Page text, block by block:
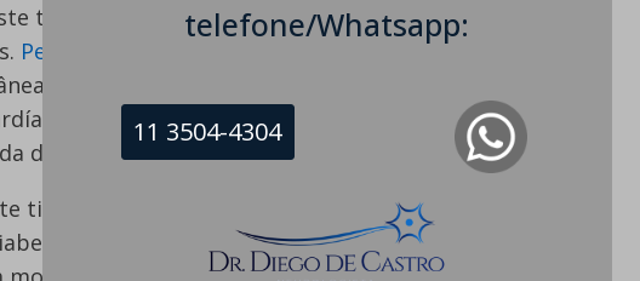
telefone/Whatsapp:
11 3504-4304
tipo de dieta vem do azeite e o vinho é consumido
Pesquisas
na década de 1960 mostraram que
que aderiram a dietas tradicionais tinham
Isso levou a uma investigação contínua dos
dieta.
tipo de dieta está associada a níveis mais baixos de
tipo 2, doenças cardiovasculares e morte por